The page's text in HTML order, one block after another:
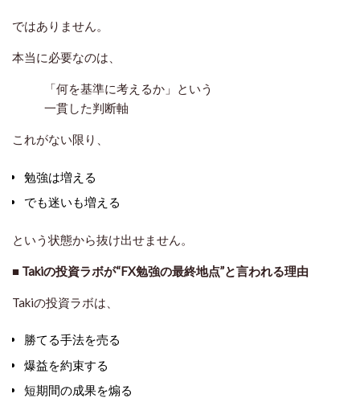
ではありません。
本当に必要なのは、
「何を基準に考えるか」という
一貫した判断軸
これがない限り、
勉強は増える
でも迷いも増える
という状態から抜け出せません。
■ Takiの投資ラボが“FX勉強の最終地点”と言われる理由
Takiの投資ラボは、
勝てる手法を売る
爆益を約束する
短期間の成果を煽る